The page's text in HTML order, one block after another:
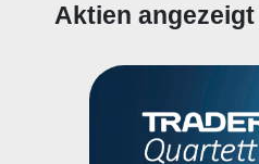
Aktien